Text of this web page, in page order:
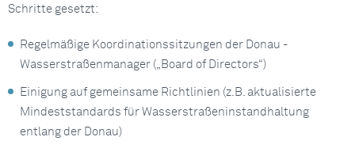
Schritte gesetzt:
Regelmäßige Koordinationssitzungen der Donau -
Wasserstraßenmanager („Board of Directors“)
Einigung auf gemeinsame Richtlinien (z.B. aktualisierte
Mindeststandards für Wasserstraßeninstandhaltung
entlang der Donau)